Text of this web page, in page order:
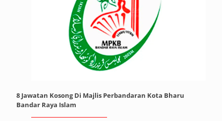
8 Jawatan Kosong Di Majlis Perbandaran Kota Bharu
Bandar Raya Islam